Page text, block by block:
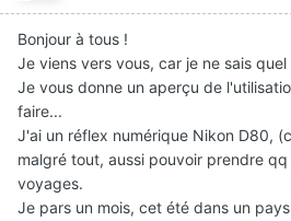
Bonjour à tous !
Je viens vers vous, car je ne sais
Je vous donne un aperçu de
faire...
J'ai un réflex numérique Nikon D80,
malgré tout, aussi pouvoir prendre
voyages.
Je pars un mois, cet été dans un